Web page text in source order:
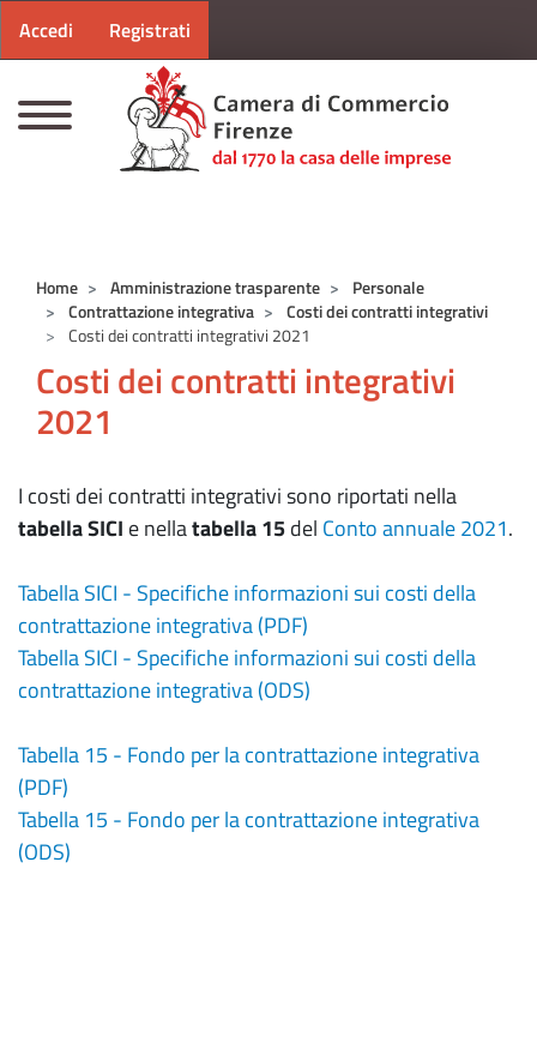
Menu profilo utente
Accedi Registrati
Home Amministrazione trasparente
Personale
Contrattazione integrativa
Costi dei contratti integrativi
Costi dei contratti integrativi 2021
Costi dei contratti integrativi
2021
I costi dei contratti integrativi sono riportati nella
tabella SICI e nellatabella 15del Conto annuale 2021.
Tabella SICI - Specifiche informazioni sui costi della
contrattazione integrativa (PDF)
Tabella SICI - Specifiche informazioni sui costi della
contrattazione integrativa (ODS)
Tabella 15 - Fondo per la contrattazione integrativa
(PDF)
Tabella 15 - Fondo per la contrattazione integrativa
(ODS)